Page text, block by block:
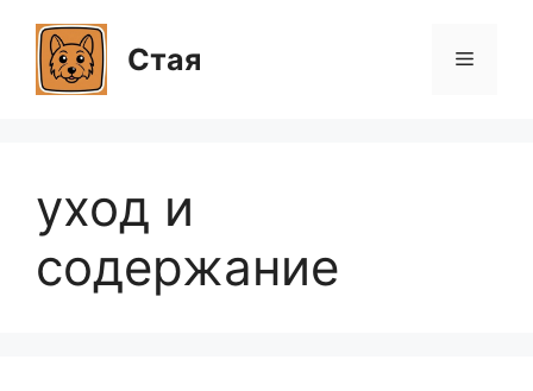
содержимомуСтая Меню
уход и
содержание